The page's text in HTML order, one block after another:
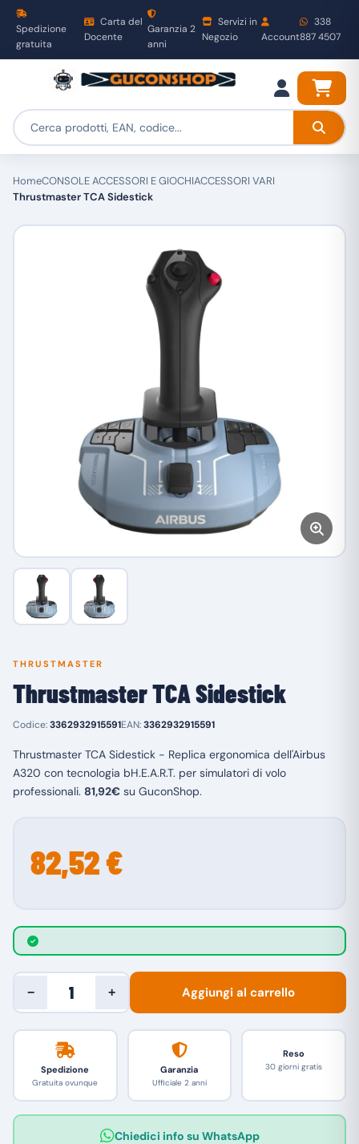
Spedizione
gratuita
Carta del
Docente
Garanzia 2
anni
Servizi in
Negozio
Account
338
887 4507
HomeCONSOLE ACCESSORI E GIOCHIACCESSORI VARI
Thrustmaster TCA Sidestick
THRUSTMASTER
Thrustmaster TCA Sidestick
Codice:3362932915591EAN:3362932915591
Thrustmaster TCA Sidestick - Replica ergonomica dell'Airbus
A320 con tecnologia bH.E.A.R.T. per simulatori di volo
professionali. 81,92€ su GuconShop.
82,52 €
− + Aggiungi al carrello
Spedizione
Gratuita ovunque
Garanzia
Ufficiale 2 anni
Reso
30 giorni gratis
Chiedici info su WhatsApp